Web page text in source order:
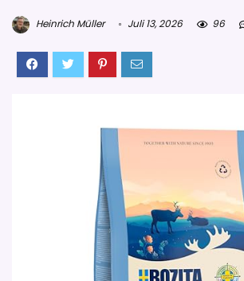
Heinrich Müller Juli 13, 2026 96